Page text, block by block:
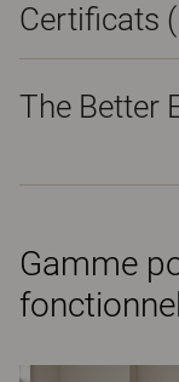
Certificats (
The Better
Gamme